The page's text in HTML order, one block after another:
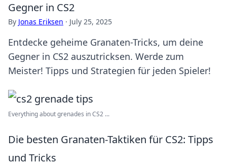
Gegner in CS2
By Jonas Eriksen · July 25, 2025
Entdecke geheime Granaten-Tricks, um deine
Gegner in CS2 auszutricksen. Werde zum
Meister! Tipps und Strategien für jeden Spieler!
Everything about grenades in CS2 ...
Die besten Granaten-Taktiken für CS2: Tipps
und Tricks